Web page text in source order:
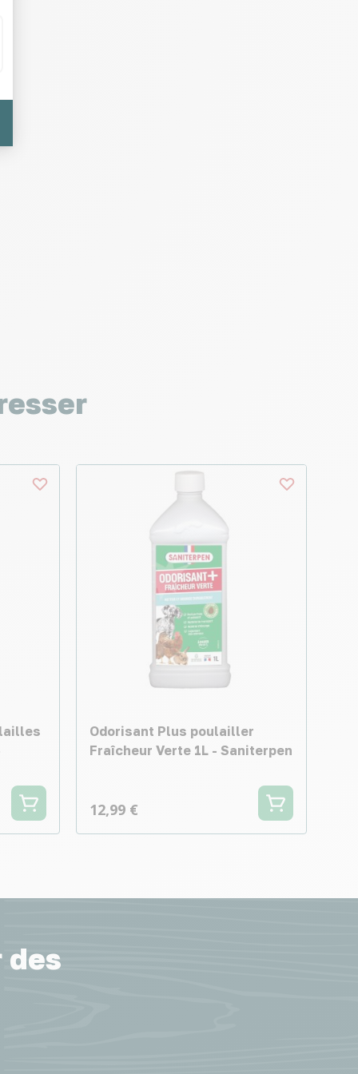
Odorisant Plus poulailler
Fraîcheur Verte 1L - Saniterpen
12,99 €
des